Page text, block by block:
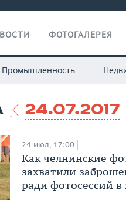
ФОТОГАЛЕРЕЯ
Промышленность
24.07.2017
24 июл, 17:00
Как челнинские
захватили
ради фотосессий